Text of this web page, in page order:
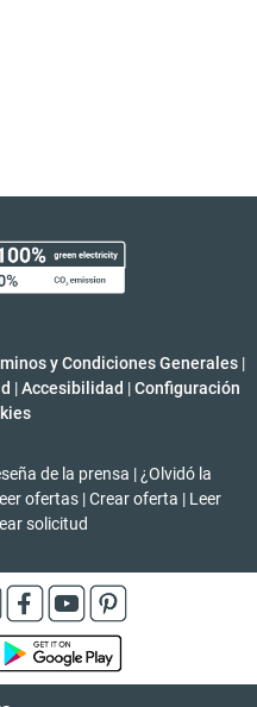
y Condiciones Generales |
| Accesibilidad | Configuración
de la prensa | ¿Olvidó la
ofertas | Crear oferta | Leer
solicitud